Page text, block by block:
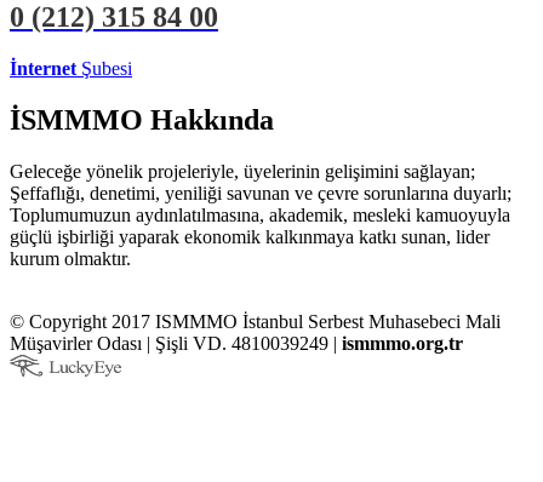
0 (212) 315 84 00
İnternet Şubesi
İSMMMO Hakkında
Geleceğe yönelik projeleriyle, üyelerinin gelişimini sağlayan;
Şeffaflığı, denetimi, yeniliği savunan ve çevre sorunlarına duyarlı;
Toplumumuzun aydınlatılmasına, akademik, mesleki kamuoyuyla
güçlü işbirliği yaparak ekonomik kalkınmaya katkı sunan, lider
kurum olmaktır.
© Copyright 2017 ISMMMO İstanbul Serbest Muhasebeci Mali
Müşavirler Odası | Şişli VD. 4810039249 | ismmmo.org.tr